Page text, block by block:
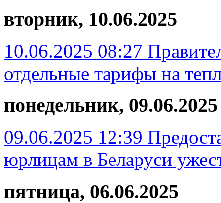
вторник, 10.06.2025
10.06.2025 08:27
отдельные тарифы на
понедельник, 09.06.2025
09.06.2025 12:39
юрлицам в Беларуси
пятница, 06.06.2025